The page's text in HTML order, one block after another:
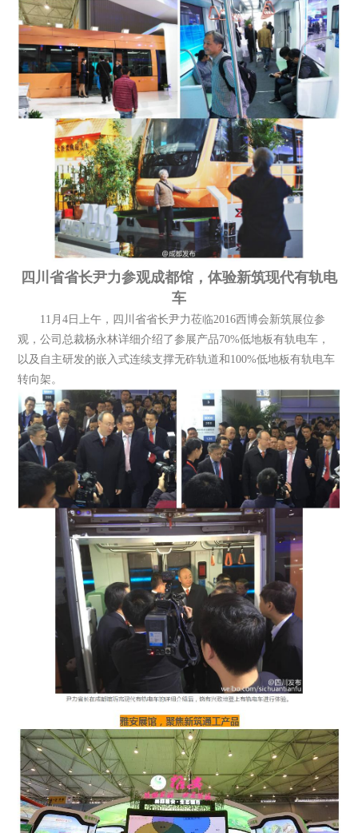
四川省省长尹力参观成都馆，体验新筑现代有轨电
车
11月4日上午，四川省省长尹力莅临2016西博会新筑展位参
观，公司总裁杨永林详细介绍了参展产品70%低地板有轨电车，
以及自主研发的嵌入式连续支撑无砟轨道和100%低地板有轨电车
转向架。